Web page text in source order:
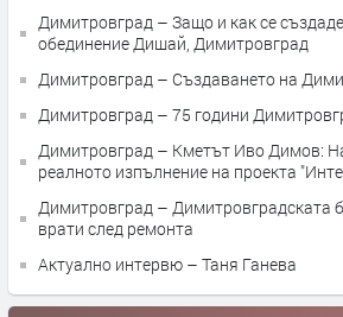
Димитровград – Защо и как се
обединение Дишай, Димитровград
Димитровград – Създаването на
Димитровград – 75 години
Димитровград – Кметът Иво Димов:
реалното изпълнение на проекта
Димитровград – Димитровградската
врати след ремонта
Актуално интервю – Таня Ганева